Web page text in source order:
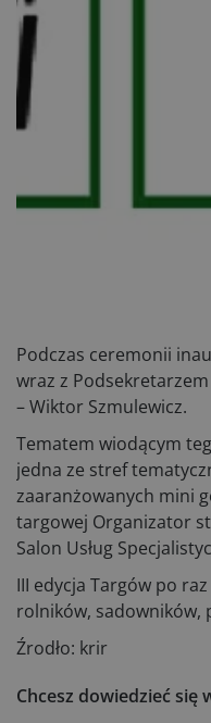
Podczas ceremonii
wraz z
– Wiktor Szmulewicz.
Tematem wiodącym
jedna ze stref
zaaranżowanych mini
targowej Organizator
Salon Usług
III edycja Targów po
rolników, sadowników,
Źrodło: krir
Chcesz dowiedzieć się